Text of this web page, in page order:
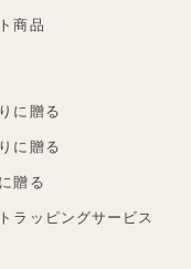
商品
に贈る
に贈る
贈る
ラッピングサービス